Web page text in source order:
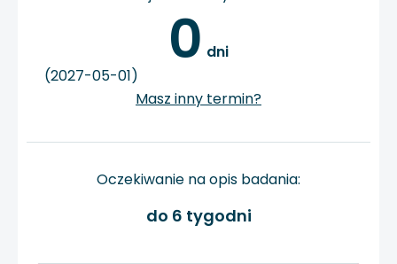
0 dni
(2027-05-01)
Masz inny termin?
Oczekiwanie na opis badania:
do 6 tygodni